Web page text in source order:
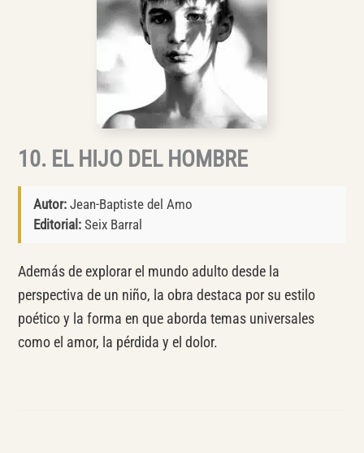
10. EL HIJO DEL HOMBRE
Autor:Jean-Baptiste del Amo
Editorial:Seix Barral
Además de explorar el mundo adulto desde la
perspectiva de un niño, la obra destaca por su estilo
poético y la forma en que aborda temas universales
como el amor, la pérdida y el dolor.